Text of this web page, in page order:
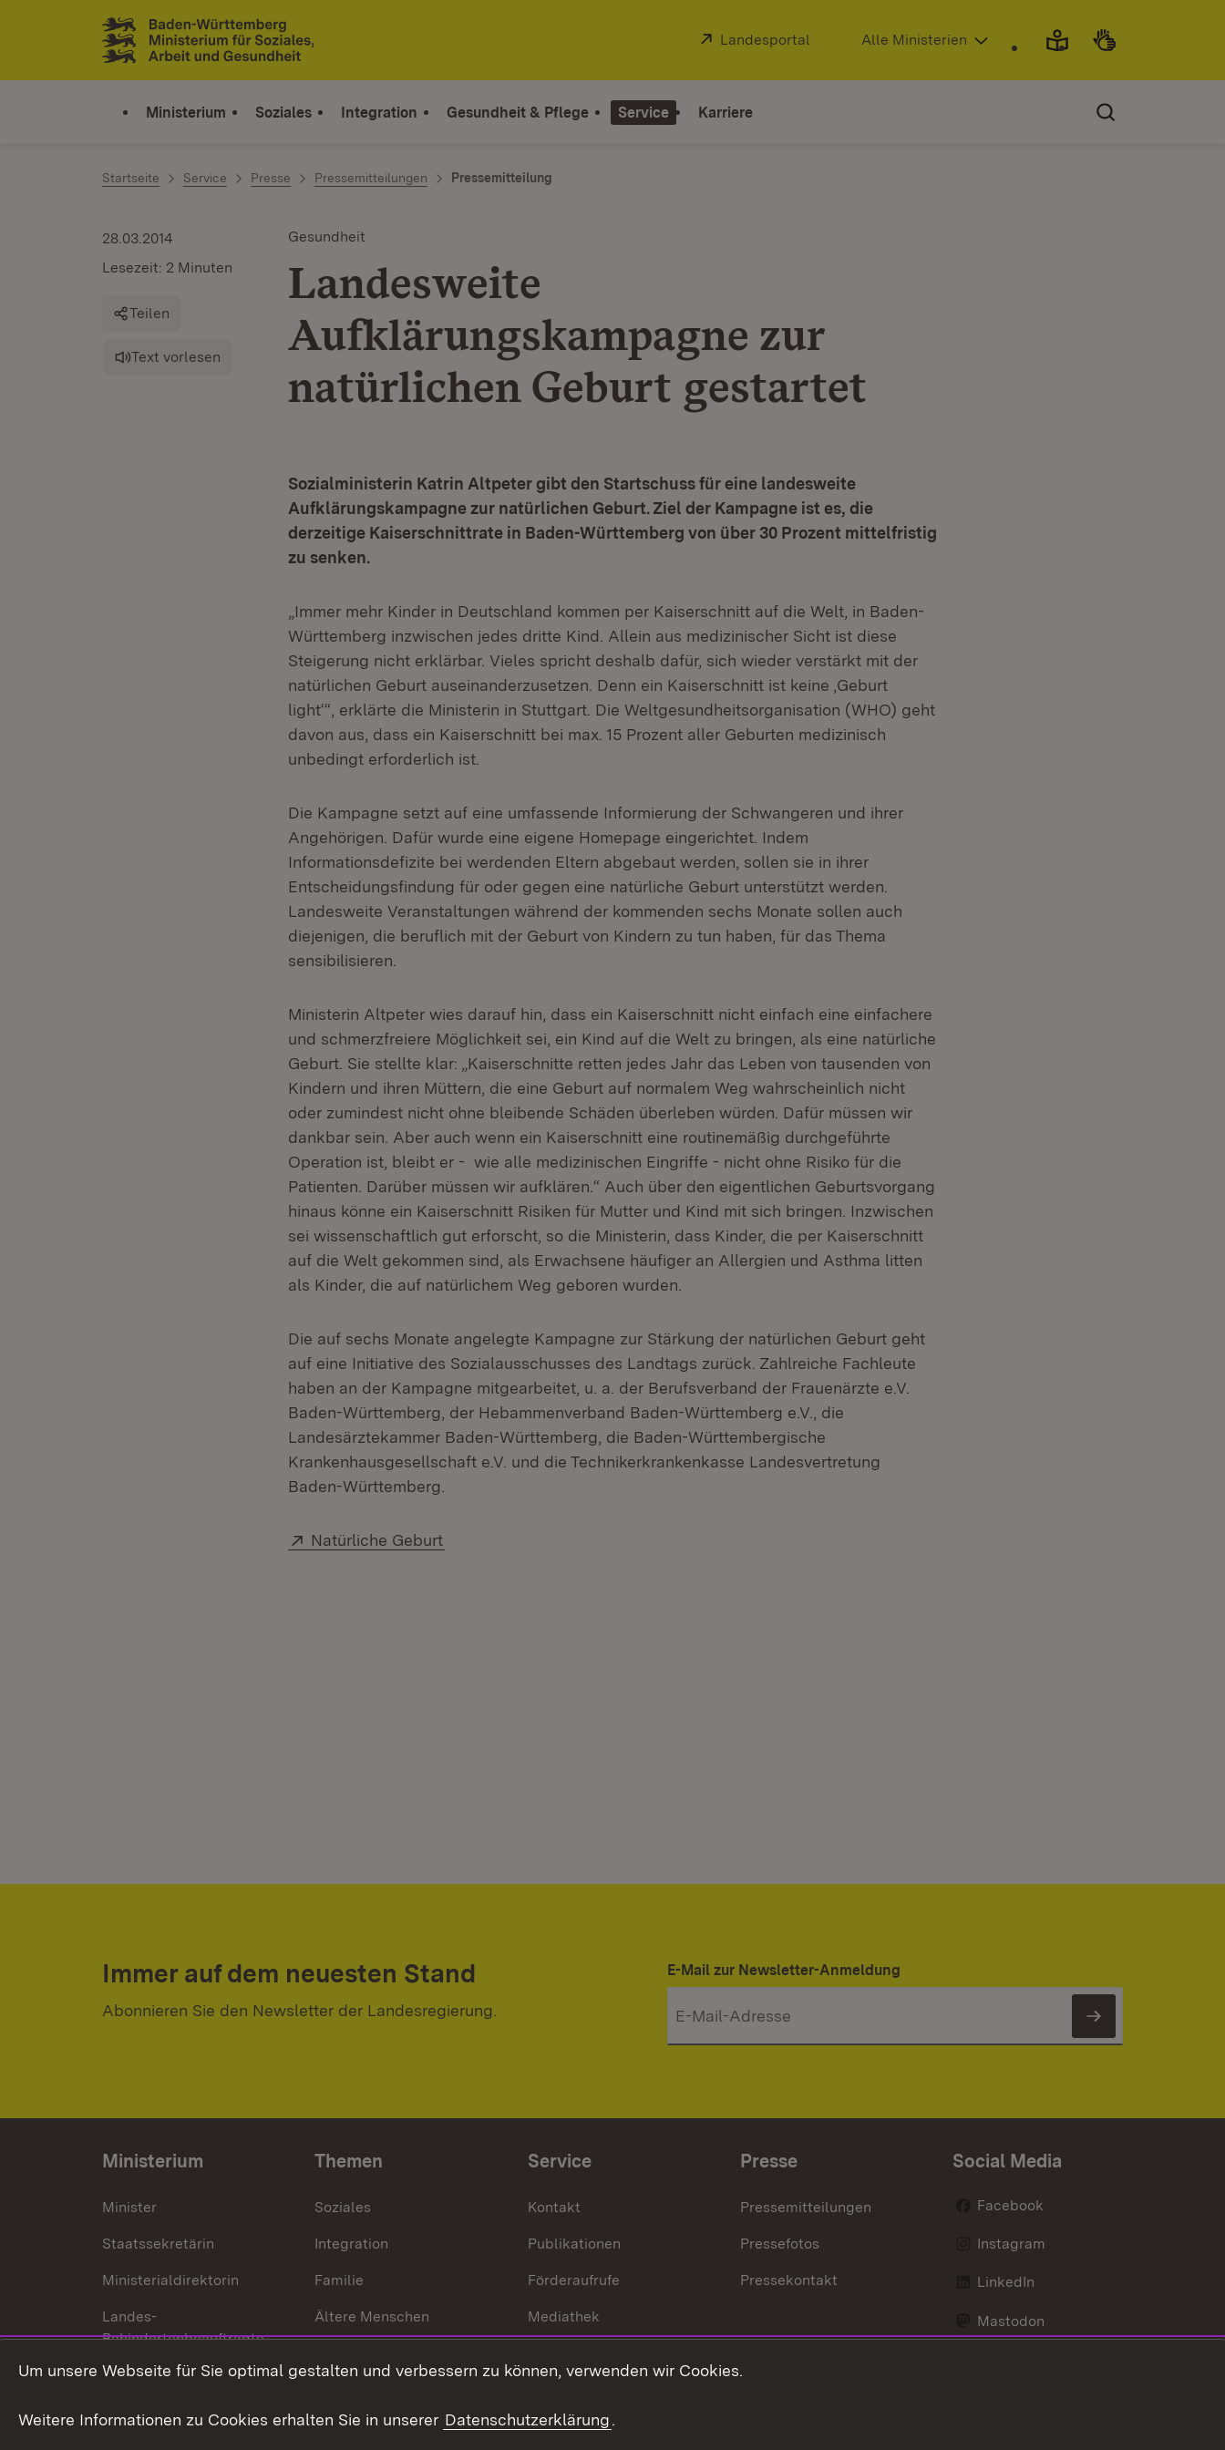
Zum Inhalt springen
Link zur Startseite
Extern:
Landesportal (Öffnet in neuem Fenster)
Alle Ministerien
Ministerium Soziales Integration Gesundheit & Pflege Service Karriere
Startseite Service Presse Pressemitteilungen Pressemitteilung
Gesundheit
Landesweite
Aufklärungskampagne zur
natürlichen Geburt gestartet
28.03.2014
Lesezeit: 2 Minuten
Teilen
Text vorlesen
Sozialministerin Katrin Altpeter gibt den Startschuss für eine landesweite
Aufklärungskampagne zur natürlichen Geburt. Ziel der Kampagne ist es, die
derzeitige Kaiserschnittrate in Baden-Württemberg von über 30 Prozent mittelfristig
zu senken.
„Immer mehr Kinder in Deutschland kommen per Kaiserschnitt auf die Welt, in Baden-
Württemberg inzwischen jedes dritte Kind. Allein aus medizinischer Sicht ist diese
Steigerung nicht erklärbar. Vieles spricht deshalb dafür, sich wieder verstärkt mit der
natürlichen Geburt auseinanderzusetzen. Denn ein Kaiserschnitt ist keine ‚Geburt
light‘“, erklärte die Ministerin in Stuttgart. Die Weltgesundheitsorganisation (WHO) geht
davon aus, dass ein Kaiserschnitt bei max. 15 Prozent aller Geburten medizinisch
unbedingt erforderlich ist.
Die Kampagne setzt auf eine umfassende Informierung der Schwangeren und ihrer
Angehörigen. Dafür wurde eine eigene Homepage eingerichtet. Indem
Informationsdefizite bei werdenden Eltern abgebaut werden, sollen sie in ihrer
Entscheidungsfindung für oder gegen eine natürliche Geburt unterstützt werden.
Landesweite Veranstaltungen während der kommenden sechs Monate sollen auch
diejenigen, die beruflich mit der Geburt von Kindern zu tun haben, für das Thema
sensibilisieren.
Ministerin Altpeter wies darauf hin, dass ein Kaiserschnitt nicht einfach eine einfachere
und schmerzfreiere Möglichkeit sei, ein Kind auf die Welt zu bringen, als eine natürliche
Geburt. Sie stellte klar: „Kaiserschnitte retten jedes Jahr das Leben von tausenden von
Kindern und ihren Müttern, die eine Geburt auf normalem Weg wahrscheinlich nicht
oder zumindest nicht ohne bleibende Schäden überleben würden. Dafür müssen wir
dankbar sein. Aber auch wenn ein Kaiserschnitt eine routinemäßig durchgeführte
Operation ist, bleibt er - wie alle medizinischen Eingriffe - nicht ohne Risiko für die
Patienten. Darüber müssen wir aufklären.“ Auch über den eigentlichen Geburtsvorgang
hinaus könne ein Kaiserschnitt Risiken für Mutter und Kind mit sich bringen. Inzwischen
sei wissenschaftlich gut erforscht, so die Ministerin, dass Kinder, die per Kaiserschnitt
auf die Welt gekommen sind, als Erwachsene häufiger an Allergien und Asthma litten
als Kinder, die auf natürlichem Weg geboren wurden.
Die auf sechs Monate angelegte Kampagne zur Stärkung der natürlichen Geburt geht
auf eine Initiative des Sozialausschusses des Landtags zurück. Zahlreiche Fachleute
haben an der Kampagne mitgearbeitet, u. a. der Berufsverband der Frauenärzte e.V.
Baden-Württemberg, der Hebammenverband Baden-Württemberg e.V., die
Landesärztekammer Baden-Württemberg, die Baden-Württembergische
Krankenhausgesellschaft e.V. und die Technikerkrankenkasse Landesvertretung
Baden-Württemberg.
Extern:
Natürliche Geburt
Immer auf dem neuesten Stand
Abonnieren Sie den Newsletter der Landesregierung.
E-Mail zur Newsletter-Anmeldung
Newsletter
Ministerium
Minister
Staatssekretärin
Ministerialdirektorin
Landes-
Behindertenbeauftragte
Bürgerreferent
Karriere
Themen
Soziales
Integration
Familie
Ältere Menschen
Behinderungen
Bürgerengagement
Service
Kontakt
Publikationen
Förderaufrufe
Mediathek
Presse
Pressemitteilungen
Pressefotos
Pressekontakt
Social Media
Facebook
Instagram
LinkedIn
Mastodon
Um unsere Webseite für Sie optimal gestalten und verbessern zu können, verwenden wir Cookies.
Weitere Informationen zu Cookies erhalten Sie in unserer Datenschutzerklärung.